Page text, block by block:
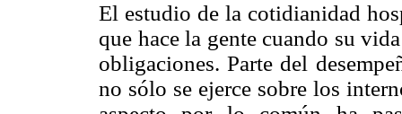
El estudio de la cotidianidad
que hace la gente cuando su
obligaciones. Parte del
no sólo se ejerce sobre los